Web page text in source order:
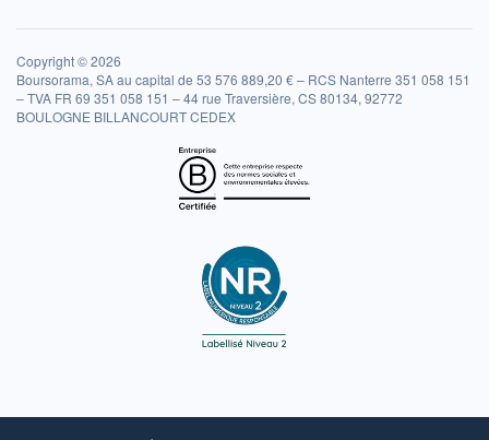
Copyright © 2026
Boursorama, SA au capital de 53 576 889,20 € – RCS Nanterre 351 058 151
– TVA FR 69 351 058 151 – 44 rue Traversière, CS 80134, 92772
BOULOGNE BILLANCOURT CEDEX